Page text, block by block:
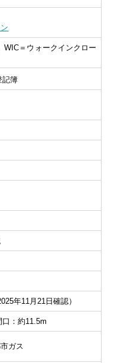
WIC＝ウォークインクロー
記簿
年11月21日確認）
：約11.5m
ガス